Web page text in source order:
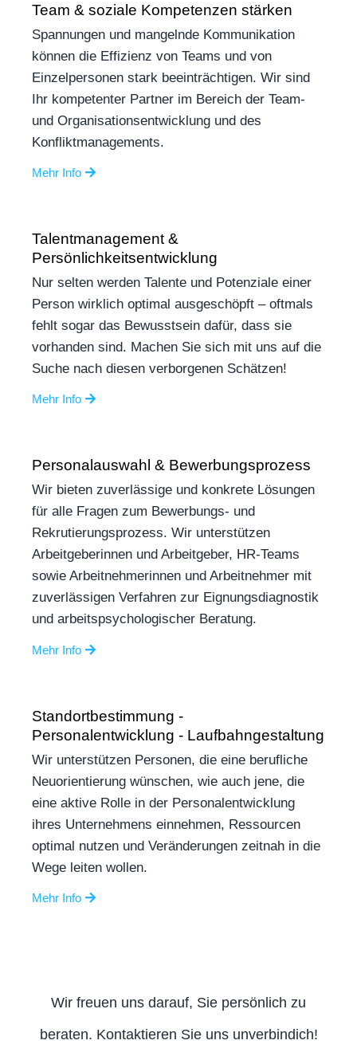
Team & soziale Kompetenzen stärken
Spannungen und mangelnde Kommunikation
können die Effizienz von Teams und von
Einzelpersonen stark beeinträchtigen. Wir sind
Ihr kompetenter Partner im Bereich der Team-
und Organisationsentwicklung und des
Konfliktmanagements.
Mehr Info
Talentmanagement &
Persönlichkeitsentwicklung
Nur selten werden Talente und Potenziale einer
Person wirklich optimal ausgeschöpft – oftmals
fehlt sogar das Bewusstsein dafür, dass sie
vorhanden sind. Machen Sie sich mit uns auf die
Suche nach diesen verborgenen Schätzen!
Mehr Info
Personalauswahl & Bewerbungsprozess
Wir bieten zuverlässige und konkrete Lösungen
für alle Fragen zum Bewerbungs- und
Rekrutierungsprozess. Wir unterstützen
Arbeitgeberinnen und Arbeitgeber, HR-Teams
sowie Arbeitnehmerinnen und Arbeitnehmer mit
zuverlässigen Verfahren zur Eignungsdiagnostik
und arbeitspsychologischer Beratung.
Mehr Info
Standortbestimmung -
Personalentwicklung - Laufbahngestaltung
Wir unterstützen Personen, die eine berufliche
Neuorientierung wünschen, wie auch jene, die
eine aktive Rolle in der Personalentwicklung
ihres Unternehmens einnehmen, Ressourcen
optimal nutzen und Veränderungen zeitnah in die
Wege leiten wollen.
Mehr Info
Wir freuen uns darauf, Sie persönlich zu
beraten. Kontaktieren Sie uns unverbindich!